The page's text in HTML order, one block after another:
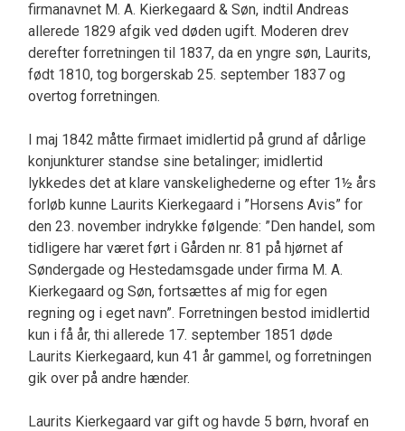
firmanavnet M. A. Kierkegaard & Søn, indtil Andreas
allerede 1829 afgik ved døden ugift. Moderen drev
derefter forretningen til 1837, da en yngre søn, Laurits,
født 1810, tog borgerskab 25. september 1837 og
overtog forretningen.
I maj 1842 måtte firmaet imidlertid på grund af dårlige
konjunkturer standse sine betalinger; imidlertid
lykkedes det at klare vanskelighederne og efter 1½ års
forløb kunne Laurits Kierkegaard i ”Horsens Avis” for
den 23. november indrykke følgende: ”Den handel, som
tidligere har været ført i Gården nr. 81 på hjørnet af
Søndergade og Hestedamsgade under firma M. A.
Kierkegaard og Søn, fortsættes af mig for egen
regning og i eget navn”. Forretningen bestod imidlertid
kun i få år, thi allerede 17. september 1851 døde
Laurits Kierkegaard, kun 41 år gammel, og forretningen
gik over på andre hænder.
Laurits Kierkegaard var gift og havde 5 børn, hvoraf en